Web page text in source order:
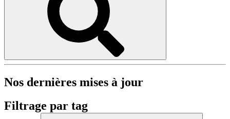
Nos dernières mises à jour
Filtrage par tag